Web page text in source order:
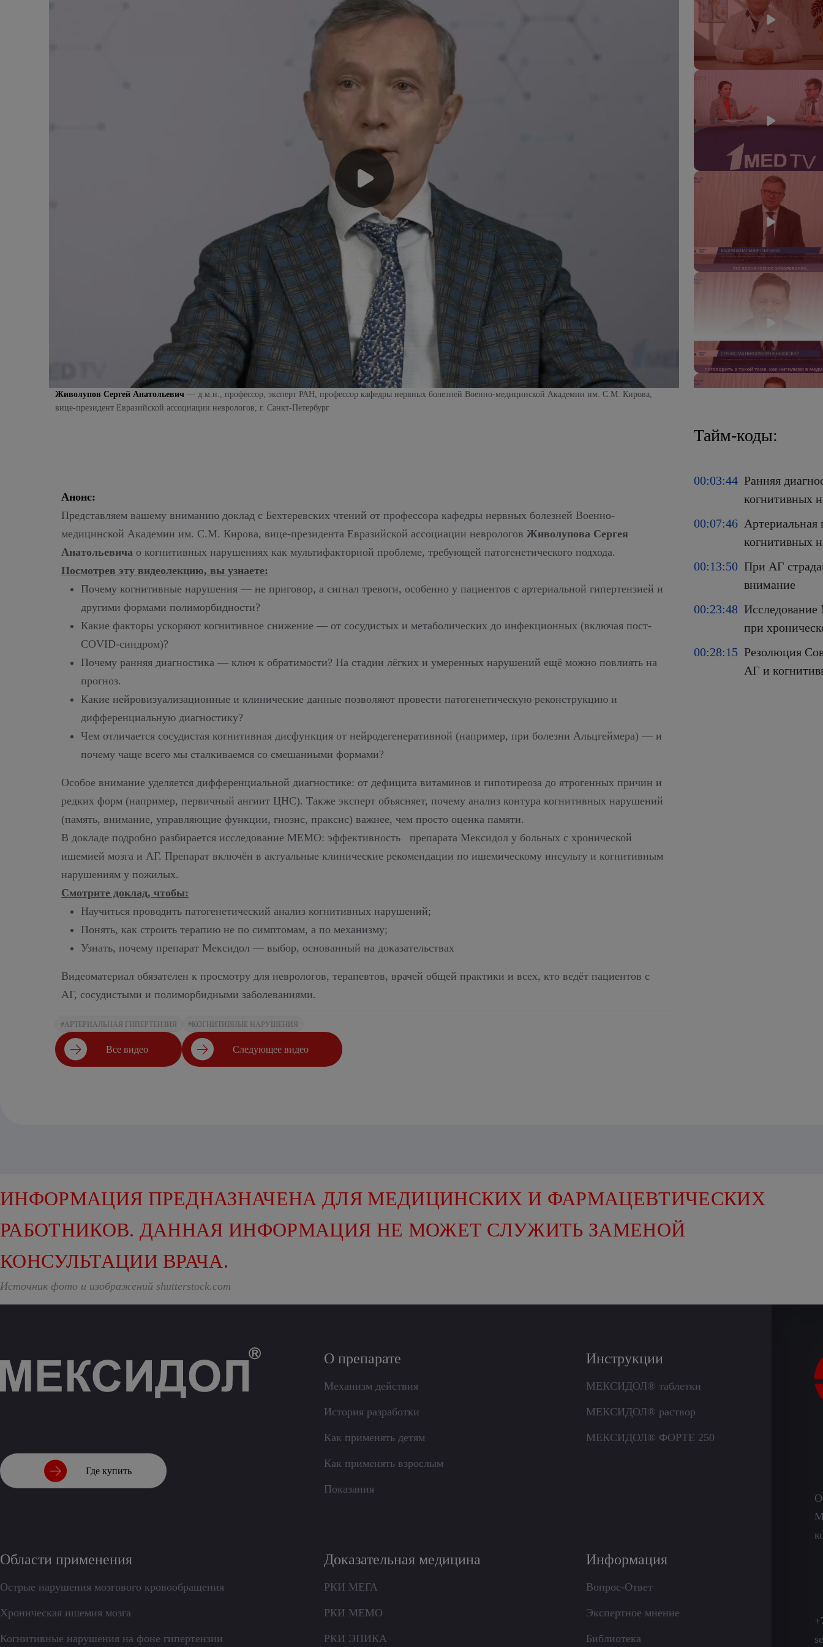
Живолупов Сергей Анатольевич — д.м.н., профессор, эксперт РАН, профессор кафедры нервных болезней Военно-медицинской Академии им. С.М. Кирова,
вице-президент Евразийской ассоциации неврологов, г. Санкт-Петербург
Анонс:
Представляем вашему вниманию доклад с Бехтеревских чтений от профессора кафедры нервных болезней Военно-
медицинской Академии им. С.М. Кирова, вице-президента Евразийской ассоциации неврологов Живолупова Сергея
Анатольевича о когнитивных нарушениях как мультифакторной проблеме, требующей патогенетического подхода.
Посмотрев эту видеолекцию, вы узнаете:
Почему когнитивные нарушения — не приговор, а сигнал тревоги, особенно у пациентов с артериальной гипертензией и
другими формами полиморбидности?
Какие факторы ускоряют когнитивное снижение — от сосудистых и метаболических до инфекционных (включая пост-
COVID-синдром)?
Почему ранняя диагностика — ключ к обратимости? На стадии лёгких и умеренных нарушений ещё можно повлиять на
прогноз.
Какие нейровизуализационные и клинические данные позволяют провести патогенетическую реконструкцию и
дифференциальную диагностику?
Чем отличается сосудистая когнитивная дисфункция от нейродегенеративной (например, при болезни Альцгеймера) — и
почему чаще всего мы сталкиваемся со смешанными формами?
Особое внимание уделяется дифференциальной диагностике: от дефицита витаминов и гипотиреоза до ятрогенных причин и
редких форм (например, первичный ангиит ЦНС). Также эксперт объясняет, почему анализ контура когнитивных нарушений
(память, внимание, управляющие функции, гнозис, праксис) важнее, чем просто оценка памяти.
В докладе подробно разбирается исследование MEMO: эффективность препарата Мексидол у больных с хронической
ишемией мозга и АГ. Препарат включён в актуальные клинические рекомендации по ишемическому инсульту и когнитивным
нарушениям у пожилых.
Смотрите доклад, чтобы:
Научиться проводить патогенетический анализ когнитивных нарушений;
Понять, как строить терапию не по симптомам, а по механизму;
Узнать, почему препарат Мексидол — выбор, основанный на доказательствах
Видеоматериал обязателен к просмотру для неврологов, терапевтов, врачей общей практики и всех, кто ведёт пациентов с
АГ, сосудистыми и полиморбидными заболеваниями.
#АРТЕРИАЛЬНАЯ ГИПЕРТЕНЗИЯ #КОГНИТИВНЫЕ НАРУШЕНИЯ
Все видео Следующее видео
Тайм-коды:
00:03:44 Ранняя
когнитивных
00:07:46 Артериальная
когнитивных
00:13:50 При АГ
внимание
00:23:48
при
00:28:15 Резолюция
АГ и
ИНФОРМАЦИЯ ПРЕДНАЗНАЧЕНА ДЛЯ МЕДИЦИНСКИХ И ФАРМАЦЕВТИЧЕСКИХ
РАБОТНИКОВ. ДАННАЯ ИНФОРМАЦИЯ НЕ МОЖЕТ СЛУЖИТЬ ЗАМЕНОЙ
КОНСУЛЬТАЦИИ ВРАЧА.
Источник фото и изображений shutterstock.com
Где купить
О препарате
Механизм действия
История разработки
Как применять детям
Как применять взрослым
Показания
Инструкции
МЕКСИДОЛ® таблетки
МЕКСИДОЛ® раствор
МЕКСИДОЛ® ФОРТЕ 250
Области применения
Острые нарушения мозгового кровообращения
Хроническая ишемия мозга
Когнитивные нарушения на фоне гипертензии
Доказательная медицина
РКИ МЕГА
РКИ МЕМО
РКИ ЭПИКА
Информация
Вопрос-Ответ
Экспертное мнение
Библиотека